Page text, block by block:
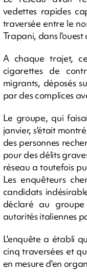
vedettes rapides
traversée entre le
Trapani, dans l'ouest
A chaque trajet,
cigarettes de
migrants, déposés
par des complices
Le groupe, qui
janvier, s'était
des personnes
pour des délits
réseau a toutefois
Les enquêteurs
candidats
déclaré au
autorités italiennes
L'enquête a établi
cinq traversées et
en mesure d'en